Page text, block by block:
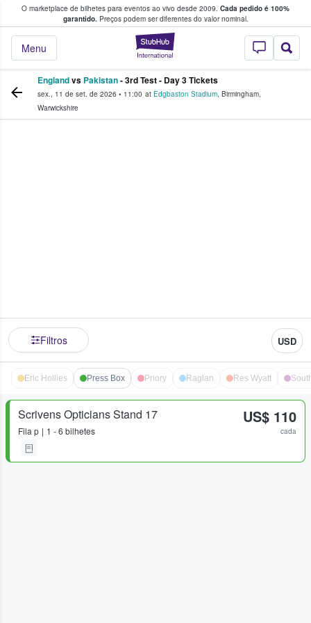
O marketplace de bilhetes para eventos ao vivo desde 2009. Cada pedido é 100%
garantido.Preços podem ser diferentes do valor nominal.
StubHub – onde
Menu
fãs compram e vendem bilhetes
Englandvs Pakistan- 3rd Test - Day 3 Tickets
sex., 11 de set. de 2026 • 11:00 at Edgbaston Stadium, Birmingham,
Warwickshire
Filtros USD
Eric Hollies Press Box Priory Raglan Res Wyatt
Scrivens Opticians Stand 17
Fila p 1 - 6 bilhetes
US$ 110
cada